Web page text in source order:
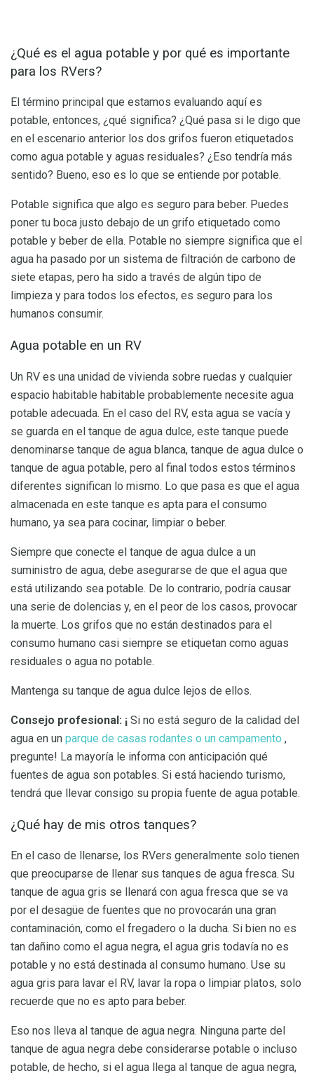
¿Qué es el agua potable y por qué es importante
para los RVers?
El término principal que estamos evaluando aquí es
potable, entonces, ¿qué significa? ¿Qué pasa si le digo que
en el escenario anterior los dos grifos fueron etiquetados
como agua potable y aguas residuales? ¿Eso tendría más
sentido? Bueno, eso es lo que se entiende por potable.
Potable significa que algo es seguro para beber. Puedes
poner tu boca justo debajo de un grifo etiquetado como
potable y beber de ella. Potable no siempre significa que el
agua ha pasado por un sistema de filtración de carbono de
siete etapas, pero ha sido a través de algún tipo de
limpieza y para todos los efectos, es seguro para los
humanos consumir.
Agua potable en un RV
Un RV es una unidad de vivienda sobre ruedas y cualquier
espacio habitable habitable probablemente necesite agua
potable adecuada. En el caso del RV, esta agua se vacía y
se guarda en el tanque de agua dulce, este tanque puede
denominarse tanque de agua blanca, tanque de agua dulce o
tanque de agua potable, pero al final todos estos términos
diferentes significan lo mismo. Lo que pasa es que el agua
almacenada en este tanque es apta para el consumo
humano, ya sea para cocinar, limpiar o beber.
Siempre que conecte el tanque de agua dulce a un
suministro de agua, debe asegurarse de que el agua que
está utilizando sea potable. De lo contrario, podría causar
una serie de dolencias y, en el peor de los casos, provocar
la muerte. Los grifos que no están destinados para el
consumo humano casi siempre se etiquetan como aguas
residuales o agua no potable.
Mantenga su tanque de agua dulce lejos de ellos.
Consejo profesional: ¡ Si no está seguro de la calidad del
agua en un parque de casas rodantes o un campamento ,
pregunte! La mayoría le informa con anticipación qué
fuentes de agua son potables. Si está haciendo turismo,
tendrá que llevar consigo su propia fuente de agua potable.
¿Qué hay de mis otros tanques?
En el caso de llenarse, los RVers generalmente solo tienen
que preocuparse de llenar sus tanques de agua fresca. Su
tanque de agua gris se llenará con agua fresca que se va
por el desagüe de fuentes que no provocarán una gran
contaminación, como el fregadero o la ducha. Si bien no es
tan dañino como el agua negra, el agua gris todavía no es
potable y no está destinada al consumo humano. Use su
agua gris para lavar el RV, lavar la ropa o limpiar platos, solo
recuerde que no es apto para beber.
Eso nos lleva al tanque de agua negra. Ninguna parte del
tanque de agua negra debe considerarse potable o incluso
potable, de hecho, si el agua llega al tanque de agua negra,